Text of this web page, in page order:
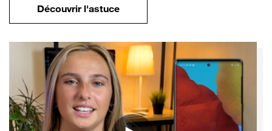
Découvrir l'astucepour Comment optimiser la batterie de